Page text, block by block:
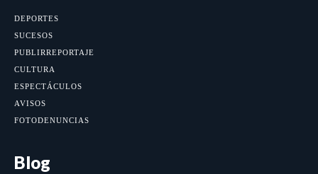
DEPORTES
SUCESOS
PUBLIRREPORTAJE
CULTURA
ESPECTÁCULOS
AVISOS
FOTODENUNCIAS
Blog